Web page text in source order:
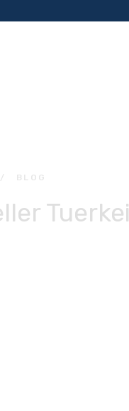
/ BLOG